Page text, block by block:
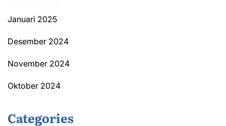
Januari 2025
Desember 2024
November 2024
Oktober 2024
Categories